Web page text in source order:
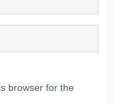
browser for the